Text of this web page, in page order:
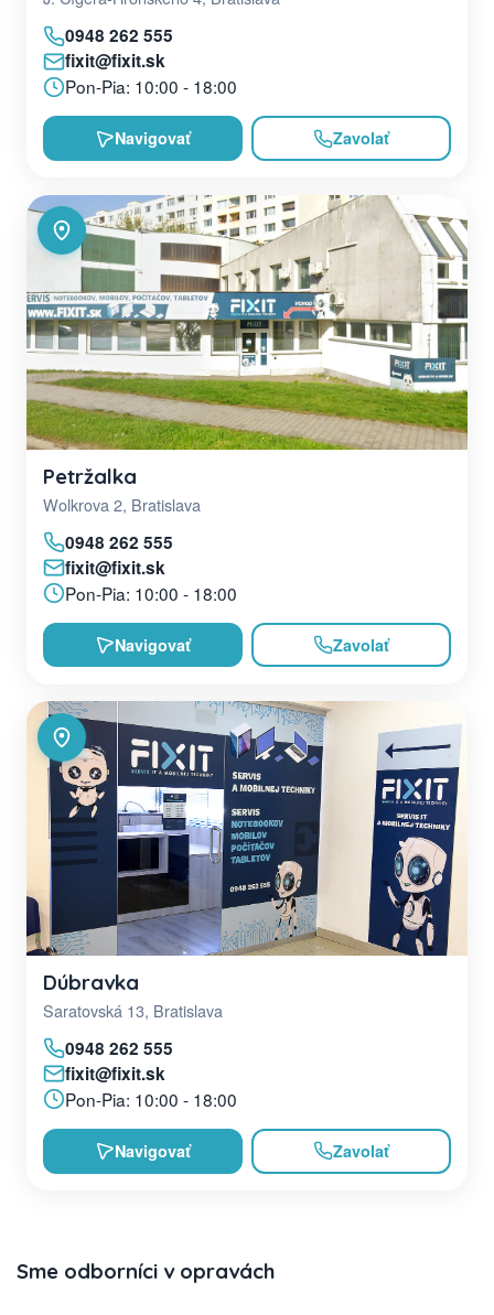
0948 262 555
fixit@fixit.sk
Pon-Pia: 10:00 - 18:00
Navigovať Zavolať
Petržalka
Wolkrova 2, Bratislava
0948 262 555
fixit@fixit.sk
Pon-Pia: 10:00 - 18:00
Navigovať Zavolať
Dúbravka
Saratovská 13, Bratislava
0948 262 555
fixit@fixit.sk
Pon-Pia: 10:00 - 18:00
Navigovať Zavolať
Sme odborníci v opravách